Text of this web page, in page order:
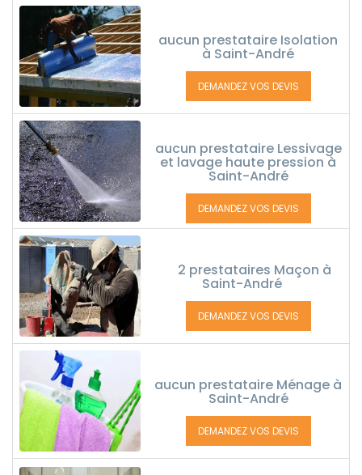
aucun prestataire Isolation
à Saint-André
DEMANDEZ VOS DEVIS
aucun prestataire Lessivage
et lavage haute pression à
Saint-André
DEMANDEZ VOS DEVIS
2 prestataires Maçon à
Saint-André
DEMANDEZ VOS DEVIS
aucun prestataire Ménage à
Saint-André
DEMANDEZ VOS DEVIS